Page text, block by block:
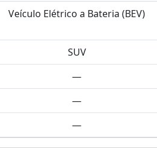
Veículo Elétrico a Bateria (BEV)
SUV
—
—
—